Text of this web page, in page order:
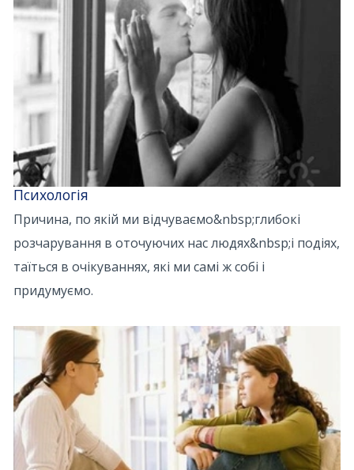
Психологія
Причина, по якій ми відчуваємо&nbsp;глибокі
розчарування в оточуючих нас людях&nbsp;і подіях,
таїться в очікуваннях, які ми самі ж собі і
придумуємо.